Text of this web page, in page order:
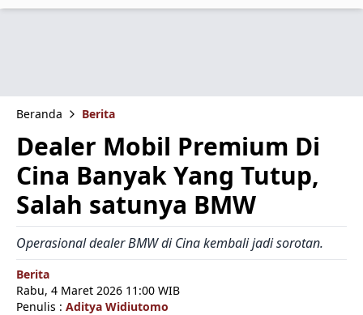
Beranda Berita
Dealer Mobil Premium Di
Cina Banyak Yang Tutup,
Salah satunya BMW
Operasional dealer BMW di Cina kembali jadi sorotan.
Berita
Rabu, 4 Maret 2026 11:00 WIB
Penulis : Aditya Widiutomo